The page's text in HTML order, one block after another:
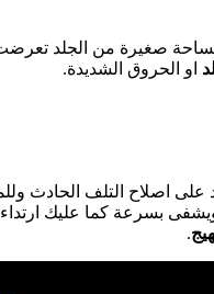
مساحة صغيرة من الجلد
او الحروق الشديدة.
اصلاح التلف الحادث
بسرعة كما عليك
.